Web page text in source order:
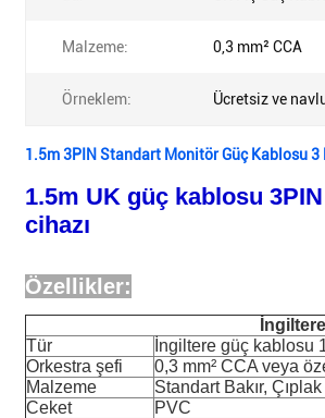
Malzeme: 0,3 mm² CCA
Örneklem: Ücretsiz ve
1.5m 3PIN Standart Monitör Güç Kablosu
1.5m UK güç kablosu
cihazı
Özellikler:
Tür
İngiltere güç kablosu
Orkestra şefi
0,3 mm² CCA veya
Malzeme
Standart Bakır,
Ceket
PVC